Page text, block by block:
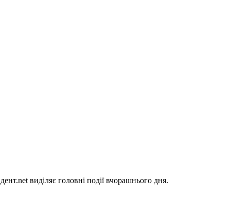
виділяє головні події вчорашнього дня.